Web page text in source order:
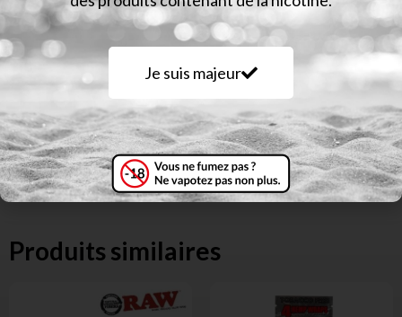
Couvercle aimanté
Dents en losange
Produits similaires
Je suis majeur